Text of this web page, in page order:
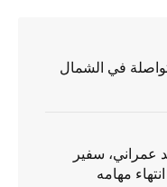
في الشمال
عمراني، سفير
مهامه